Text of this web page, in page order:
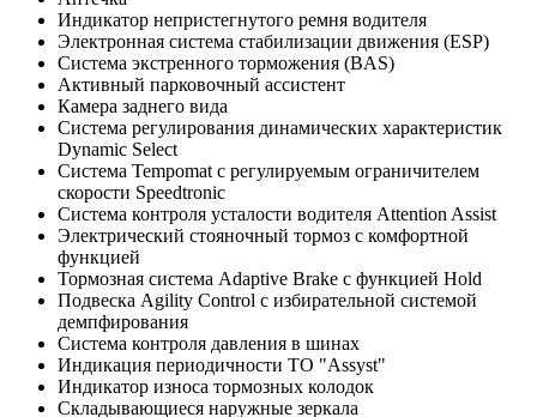
Индикатор непристегнутого ремня водителя
Электронная система стабилизации движения (ESP)
Система экстренного торможения (BAS)
Активный парковочный ассистент
Камера заднего вида
Система регулирования динамических характеристик
Dynamic Select
Система Tempomat с регулируемым ограничителем
скорости Speedtronic
Система контроля усталости водителя Attention Assist
Электрический стояночный тормоз с комфортной
функцией
Тормозная система Adaptive Brake с функцией Hold
Подвеска Agility Control с избирательной системой
демпфирования
Система контроля давления в шинах
Индикация периодичности ТО "Assyst"
Индикатор износа тормозных колодок
Складывающиеся наружные зеркала